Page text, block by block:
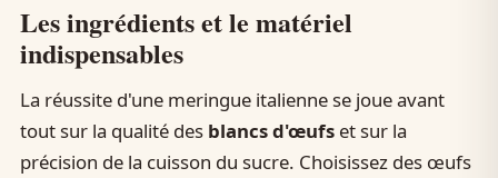
Les ingrédients et le matériel
indispensables
La réussite d'une meringue italienne se joue avant
tout sur la qualité des blancs d'œufset sur la
précision de la cuisson du sucre. Choisissez des œufs